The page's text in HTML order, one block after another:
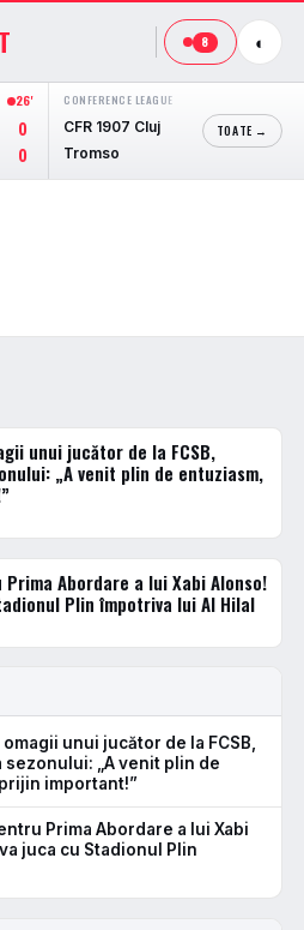
8 ◐
26'
0
0
CONFERENCE LEAGUE
CFR 1907 Cluj
0
Tromso
TOATE →
unui jucător de la FCSB,
„A venit plin de entuziasm,
Abordare a lui Xabi Alonso!
Plin împotriva lui Al Hilal
unui jucător de la FCSB,
„A venit plin de
important!”
Prima Abordare a lui Xabi
juca cu Stadionul Plin